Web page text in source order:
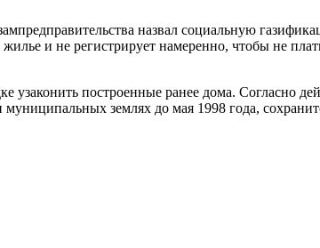
назвал социальную
и не регистрирует намеренно, чтобы не
узаконить построенные ранее дома. Согласно
землях до мая 1998 года,